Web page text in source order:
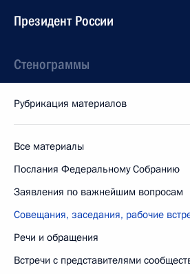
Президент России
Стенограммы
Рубрикация материалов
Все материалы
Послания Федеральному Собранию
Заявления по важнейшим вопросам
Совещания, заседания, рабочие
Речи и обращения
Встречи с представителями